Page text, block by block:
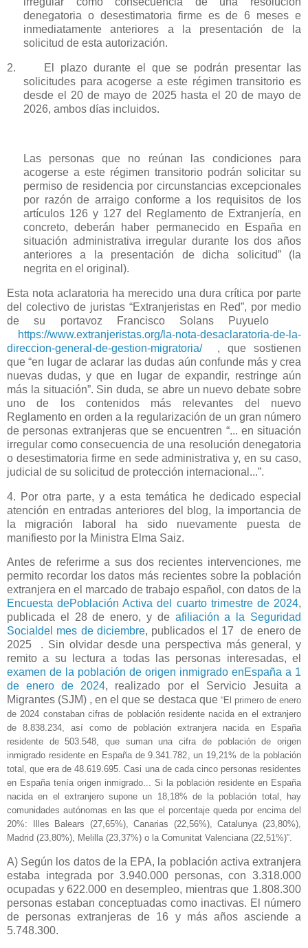
denegatoria o desestimatoria firme es de 6 meses e
inmediatamente anteriores a la presentación de la
solicitud de esta autorización.
2.
El plazo durante el que se podrán presentar las
solicitudes para acogerse a este régimen transitorio es
desde el 20 de mayo de 2025 hasta el 20 de mayo de
2026, ambos días incluidos.
Las personas que no reúnan las condiciones para
acogerse a este régimen transitorio podrán solicitar su
permiso de residencia por circunstancias excepcionales
por razón de arraigo conforme a los requisitos de los
artículos 126 y 127 del Reglamento de Extranjería, en
concreto, deberán haber permanecido en España en
situación administrativa irregular durante los dos años
anteriores a la presentación de dicha solicitud” (la
negrita en el original).
Esta nota aclaratoria ha merecido una dura crítica por parte
del colectivo de juristas “Extranjeristas en Red”, por medio
de su portavoz Francisco Solans Puyuelo
https://www.extranjeristas.org/la-nota-desaclaratoria-de-la-
direccion-general-de-gestion-migratoria/, que sostienen
que “en lugar de aclarar las dudas aún confunde más y crea
nuevas dudas, y que en lugar de expandir, restringe aún
más la situación”. Sin duda, se abre un nuevo debate sobre
uno de los contenidos más relevantes del nuevo
Reglamento en orden a la regularización de un gran número
de personas extranjeras que se encuentren “... en situación
irregular como consecuencia de una resolución denegatoria
o desestimatoria firme en sede administrativa y, en su caso,
judicial de su solicitud de protección internacional...”.
4. Por otra parte, y a esta temática he dedicado especial
atención en entradas anteriores del blog, la importancia de
la migración laboral ha sido nuevamente puesta de
manifiesto por la Ministra Elma Saiz.
Antes de referirme a sus dos recientes intervenciones, me
permito recordar los datos más recientes sobre la población
extranjera en el marcado de trabajo español, con datos de la
Encuesta dePoblación Activa del cuarto trimestre de 2024,
publicada el 28 de enero, y de afiliación a la Seguridad
Socialdel mes de diciembre, publicados el 17
de enero de
2025 . Sin olvidar desde una perspectiva más general, y
remito a su lectura a todas las personas interesadas, el
examen de la población de origen inmigrado enEspaña a 1
de enero de 2024, realizado por el Servicio Jesuita a
Migrantes (SJM) , en el que se destaca que “El primero de enero
de 2024 constaban cifras de población residente nacida en el extranjero
de 8.838.234, así como de población extranjera nacida en España
residente de 503.548, que suman una cifra de población de origen
inmigrado residente en España de 9.341.782, un 19,21% de la población
total, que era de 48.619.695. Casi una de cada cinco personas residentes
en España tenía origen inmigrado... Si la población residente en España
nacida en el extranjero supone un 18,18% de la población total, hay
comunidades autónomas en las que el porcentaje queda por encima del
20%: Illes Balears (27,65%), Canarias (22,56%), Catalunya (23,80%),
Madrid (23,80%), Melilla (23,37%) o la Comunitat Valenciana (22,51%)”.
A) Según los datos de la EPA, la población activa extranjera
estaba integrada por 3.940.000 personas, con 3.318.000
ocupadas y 622.000 en desempleo, mientras que 1.808.300
personas estaban conceptuadas como inactivas. El número
de personas extranjeras de 16 y más años asciende a
5.748.300.